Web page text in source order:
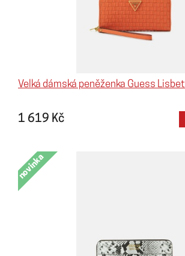
Velká dámská peněženka Guess Lisbet
1 619 Kč
novinka